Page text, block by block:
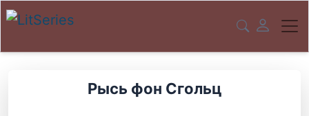
Рысь фон Сгольц